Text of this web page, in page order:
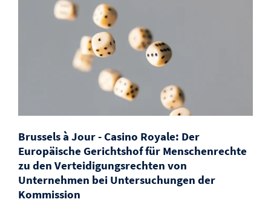
Brussels à Jour - Casino Royale: Der
Europäische Gerichtshof für Menschenrechte
zu den Verteidigungsrechten von
Unternehmen bei Untersuchungen der
Kommission